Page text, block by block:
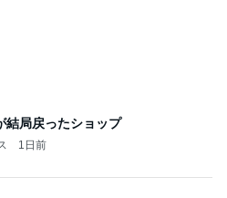
結局戻ったショップ
1日前